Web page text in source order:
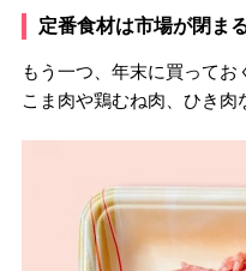
定番食材は市場が閉ま
もう一つ、年末に買って
こま肉や鶏むね肉、ひき肉